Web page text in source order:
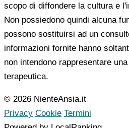
scopo di diffondere la cultura e
Non possiedono quindi alcuna
possono sostituirsi ad un
informazioni fornite hanno
non intendono rappresentare
terapeutica.
© 2026 NienteAnsia.it
Privacy Cookie Termini